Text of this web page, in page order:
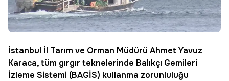
İstanbul İl Tarım ve Orman Müdürü AhmetYavuz
Karaca, tüm gırgır teknelerinde Balıkçı Gemileri
İzleme Sistemi (BAGİS) kullanma zorunluluğu